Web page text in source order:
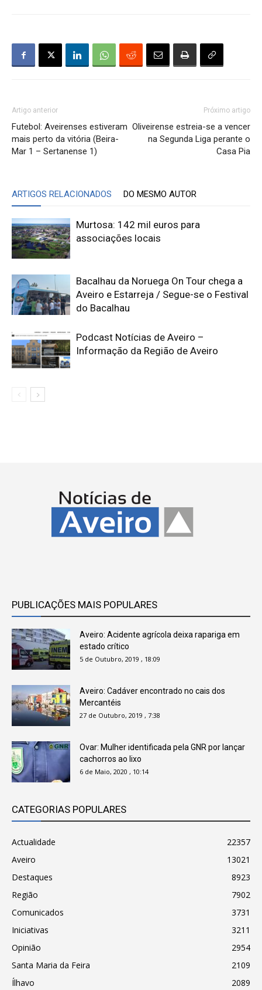
Artigo anterior
Futebol: Aveirenses estiveram
mais perto da vitória (Beira-
Mar 1 – Sertanense 1)
Próximo artigo
Oliveirense estreia-se a vencer
na Segunda Liga perante o
Casa Pia
ARTIGOS RELACIONADOS DO MESMO AUTOR
Murtosa: 142 mil euros para
associações locais
Bacalhau da Noruega On Tour chega a
Aveiro e Estarreja / Segue-se o Festival
do Bacalhau
Podcast Notícias de Aveiro –
Informação da Região de Aveiro
PUBLICAÇÕES MAIS POPULARES
Aveiro: Acidente agrícola deixa rapariga em
estado crítico
5 de Outubro, 2019 , 18:09
Aveiro: Cadáver encontrado no cais dos
Mercantéis
27 de Outubro, 2019 , 7:38
Ovar: Mulher identificada pela GNR por lançar
cachorros ao lixo
6 de Maio, 2020 , 10:14
CATEGORIAS POPULARES
Actualidade
22357
Aveiro
13021
Destaques
8923
Região
7902
Comunicados
3731
Iniciativas
3211
Opinião
2954
Santa Maria da Feira
2109
Ílhavo
2089